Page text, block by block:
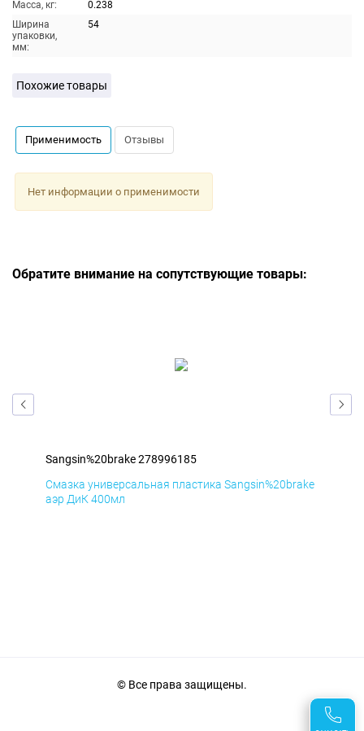
Масса, кг:
0.238
Ширина
упаковки,
мм:
54
Похожие товары
Применимость Отзывы
Нет информации о применимости
Обратите внимание на сопутствующие товары:
Sangsin%20brake 278996185
Смазка универсальная пластика Sangsin%20brake
аэр ДиК 400мл
© Все права защищены.